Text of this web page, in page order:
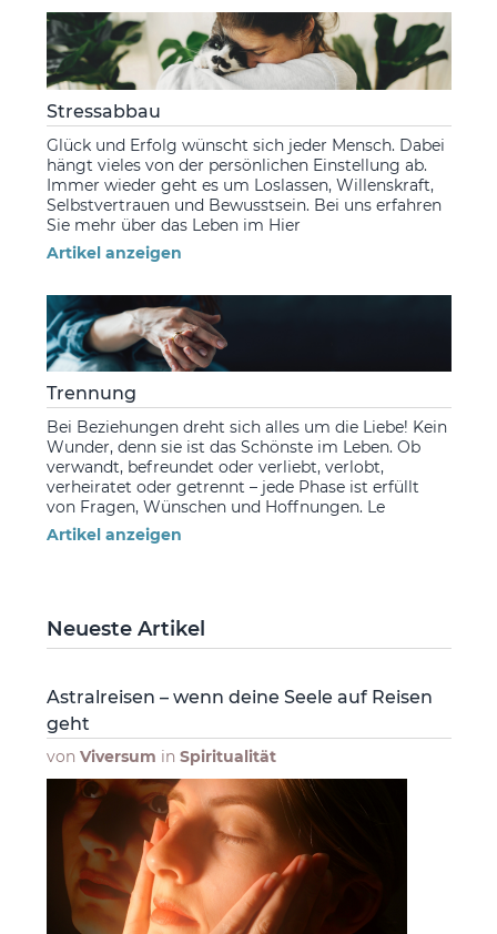
Stressabbau
Glück und Erfolg wünscht sich jeder Mensch. Dabei
hängt vieles von der persönlichen Einstellung ab.
Immer wieder geht es um Loslassen, Willenskraft,
Selbstvertrauen und Bewusstsein. Bei uns erfahren
Sie mehr über das Leben im Hier
Artikel anzeigen
Trennung
Bei Beziehungen dreht sich alles um die Liebe! Kein
Wunder, denn sie ist das Schönste im Leben. Ob
verwandt, befreundet oder verliebt, verlobt,
verheiratet oder getrennt – jede Phase ist erfüllt
von Fragen, Wünschen und Hoffnungen. Le
Artikel anzeigen
Neueste Artikel
Astralreisen – wenn deine Seele auf Reisen
geht
von Viversum in Spiritualität